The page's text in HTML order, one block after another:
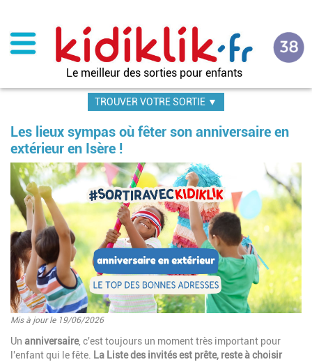
contenu
principal
Le meilleur des sorties pour enfants
TROUVER VOTRE SORTIE ▼
Les lieux sympas où fêter son anniversaire en
extérieur en Isère !
Image
Mis à jour le 19/06/2026
Introduction
Un anniversaire, c'est toujours un moment très important pour
l'enfant qui le fête.
La Liste des invités est prête, reste à choisir